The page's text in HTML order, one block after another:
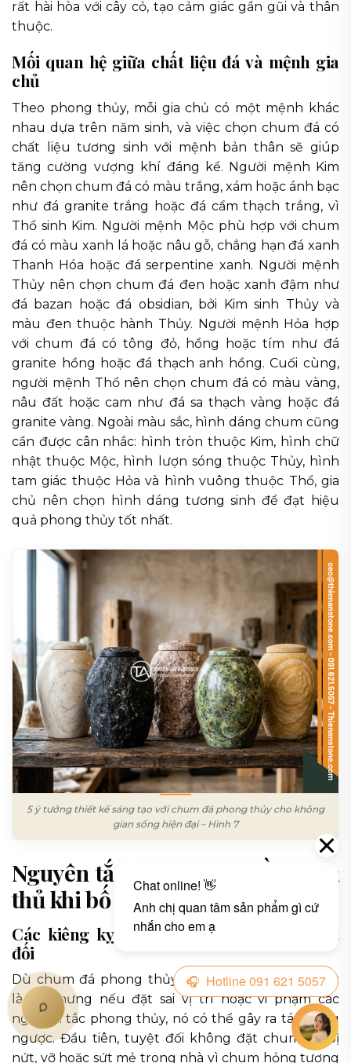
rất hài hòa với cây cỏ, tạo cảm giác gần gũi và thân
thuộc.
Mối quan hệ giữa chất liệu đá và mệnh gia
chủ
Theo phong thủy, mỗi gia chủ có một mệnh khác
nhau dựa trên năm sinh, và việc chọn chum đá có
chất liệu tương sinh với mệnh bản thân sẽ giúp
tăng cường vượng khí đáng kể. Người mệnh Kim
nên chọn chum đá có màu trắng, xám hoặc ánh bạc
như đá granite trắng hoặc đá cẩm thạch trắng, vì
Thổ sinh Kim. Người mệnh Mộc phù hợp với chum
đá có màu xanh lá hoặc nâu gỗ, chẳng hạn đá xanh
Thanh Hóa hoặc đá serpentine xanh. Người mệnh
Thủy nên chọn chum đá đen hoặc xanh đậm như
đá bazan hoặc đá obsidian, bởi Kim sinh Thủy và
màu đen thuộc hành Thủy. Người mệnh Hỏa hợp
với chum đá có tông đỏ, hồng hoặc tím như đá
granite hồng hoặc đá thạch anh hồng. Cuối cùng,
người mệnh Thổ nên chọn chum đá có màu vàng,
nâu đất hoặc cam như đá sa thạch vàng hoặc đá
granite vàng. Ngoài màu sắc, hình dáng chum cũng
cần được cân nhắc: hình tròn thuộc Kim, hình chữ
nhật thuộc Mộc, hình lượn sóng thuộc Thủy, hình
tam giác thuộc Hỏa và hình vuông thuộc Thổ, gia
chủ nên chọn hình dáng tương sinh để đạt hiệu
quả phong thủy tốt nhất.
5 ý tưởng thiết kế sáng tạo với chum đá phong thủy cho không
gian sống hiện đại – Hình 7
Nguyên tắc phong thủy cần tuân
thủ khi bố trí chum đá
Các kiêng kỵ phong thủy cần tránh tuyệt
đối
Dù chum đá phong thủy mang nhiều ý nghĩa tốt
lành, nhưng nếu đặt sai vị trí hoặc vi phạm các
nguyên tắc phong thủy, nó có thể gây ra tác dụng
ngược. Đầu tiên, tuyệt đối không đặt chum đá bị
nứt, vỡ hoặc sứt mẻ trong nhà vì chum hỏng tượng